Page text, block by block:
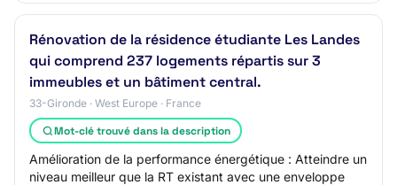
Rénovation de la résidence étudiante Les Landes
qui comprend 237 logements répartis sur 3
immeubles et un bâtiment central.
33-Gironde · West Europe · France
Mot-clé trouvé dans la description
Amélioration de la performance énergétique : Atteindre un
niveau meilleur que la RT existant avec une enveloppe